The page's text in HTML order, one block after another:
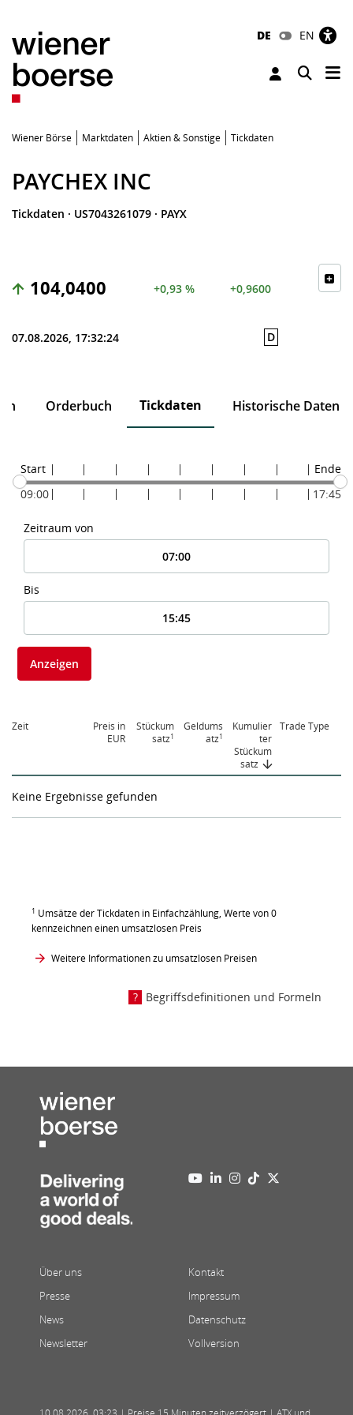
DE EN
Toggle
Wiener Börse Marktdaten Aktien & Sonstige Tickdaten
PAYCHEX INC
Tickdaten · US7043261079 · PAYX
104,0400 +0,93 % +0,9600
07.08.2026, 17:32:24 D
Orderbuch Tickdaten Historische Daten
Start
09:00
Ende
17:45
Zeitraum von
Bis
Anzeigen
Zeit
Preis in
EUR
Stückum
satz1
Geldums
atz1
Kumulier
ter
Stückum
satz
Trade Type
Keine Ergebnisse gefunden
1 Umsätze der Tickdaten in Einfachzählung, Werte von 0
kennzeichnen einen umsatzlosen Preis
Weitere Informationen zu umsatzlosen Preisen
Begriffsdefinitionen und Formeln
Über uns
Presse
News
Newsletter
Kontakt
Impressum
Datenschutz
Vollversion